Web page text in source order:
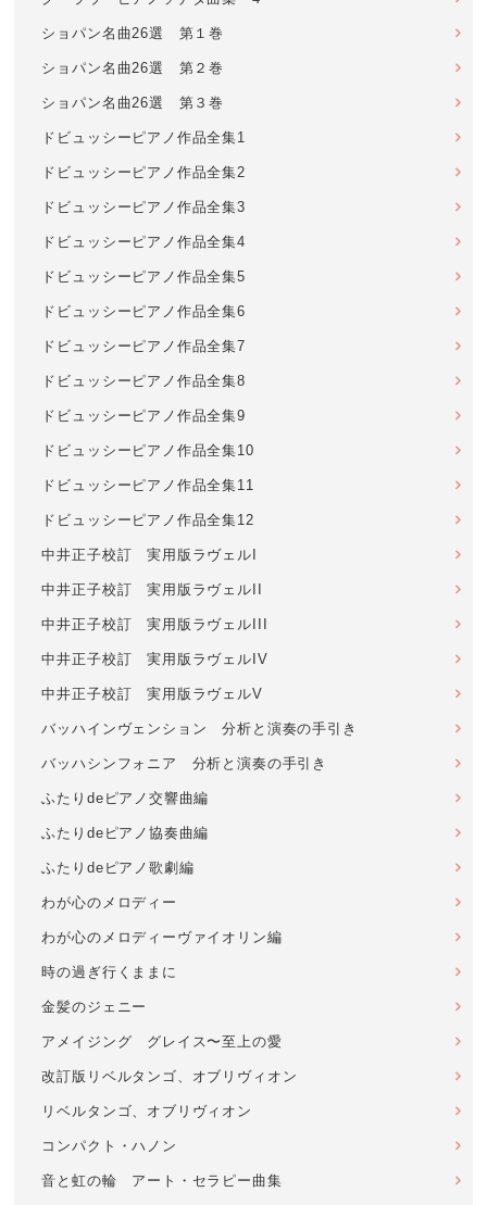
ショパン名曲26選 第１巻
ショパン名曲26選 第２巻
ショパン名曲26選 第３巻
ドビュッシーピアノ作品全集1
ドビュッシーピアノ作品全集2
ドビュッシーピアノ作品全集3
ドビュッシーピアノ作品全集4
ドビュッシーピアノ作品全集5
ドビュッシーピアノ作品全集6
ドビュッシーピアノ作品全集7
ドビュッシーピアノ作品全集8
ドビュッシーピアノ作品全集9
ドビュッシーピアノ作品全集10
ドビュッシーピアノ作品全集11
ドビュッシーピアノ作品全集12
中井正子校訂 実用版ラヴェルI
中井正子校訂 実用版ラヴェルII
中井正子校訂 実用版ラヴェルIII
中井正子校訂 実用版ラヴェルIV
中井正子校訂 実用版ラヴェルV
バッハインヴェンション 分析と演奏の手引き
バッハシンフォニア 分析と演奏の手引き
ふたりdeピアノ交響曲編
ふたりdeピアノ協奏曲編
ふたりdeピアノ歌劇編
わが心のメロディー
わが心のメロディーヴァイオリン編
時の過ぎ行くままに
金髪のジェニー
アメイジング グレイス〜至上の愛
改訂版リベルタンゴ、オブリヴィオン
リベルタンゴ、オブリヴィオン
コンパクト・ハノン
音と虹の輪 アート・セラピー曲集